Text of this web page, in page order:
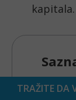
kapitala.
TRAŽITE DA